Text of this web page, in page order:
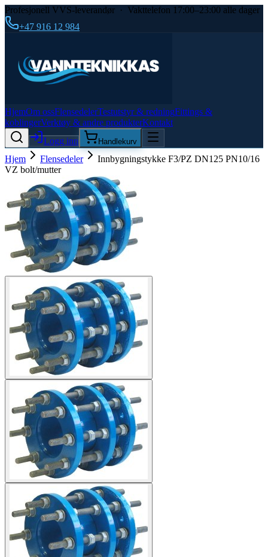
Profesjonell VVS-leverandør · Vakttelefon 17:00–23:00 alle dager
+47 916 12 984
HjemOm ossFlensedelerTestutstyr & redningFittings &
koblingerVerktøy & andre produkterKontakt
Logg inn
Handlekurv
Hjem Flensedeler
Innbygningstykke F3/PZ DN125 PN10/16
VZ bolt/mutter